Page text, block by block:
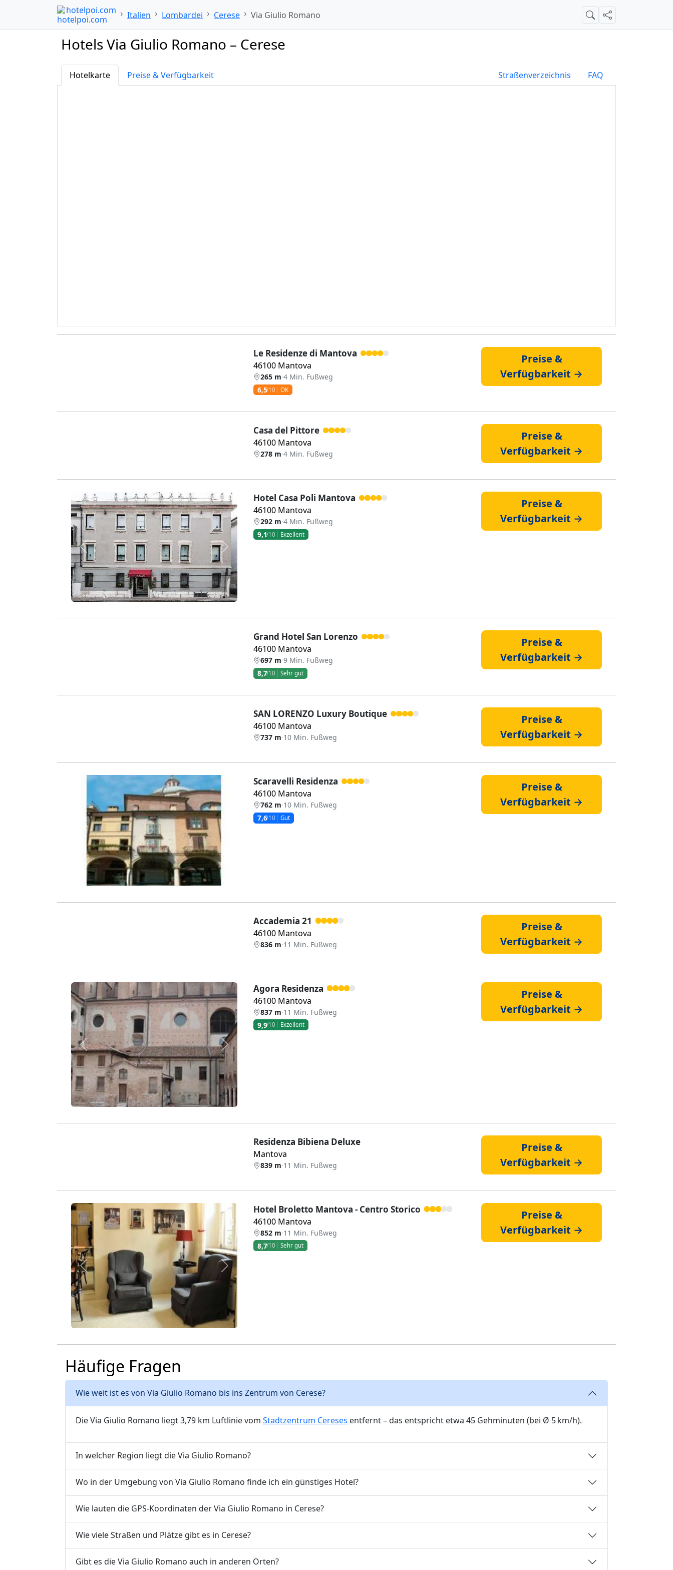
hotelpoi.com Italien Lombardei Cerese Via Giulio Romano SucheTeilen
Hotels Via Giulio Romano – Cerese
Hotelkarte Preise & Verfügbarkeit Straßenverzeichnis FAQ
Le Residenze di Mantova
46100 Mantova
265 m·4 Min. Fußweg
6,5/10 OK
Preise &
Verfügbarkeit →
Casa del Pittore
46100 Mantova
278 m·4 Min. Fußweg
Preise &
Verfügbarkeit →
Zurück Weiter
Hotel Casa Poli Mantova
46100 Mantova
292 m·4 Min. Fußweg
9,1/10 Exzellent
Preise &
Verfügbarkeit →
Grand Hotel San Lorenzo
46100 Mantova
697 m·9 Min. Fußweg
8,7/10 Sehr gut
Preise &
Verfügbarkeit →
SAN LORENZO Luxury Boutique
46100 Mantova
737 m·10 Min. Fußweg
Preise &
Verfügbarkeit →
Zurück
Scaravelli Residenza
46100 Mantova
762 m·10 Min. Fußweg
7,6/10 Gut
Preise &
Verfügbarkeit →
Accademia 21
46100 Mantova
836 m·11 Min. Fußweg
Preise &
Verfügbarkeit →
Zurück Weiter
Agora Residenza
46100 Mantova
837 m·11 Min. Fußweg
9,9/10 Exzellent
Preise &
Verfügbarkeit →
Residenza Bibiena Deluxe
Mantova
839 m·11 Min. Fußweg
Preise &
Verfügbarkeit →
Zurück Weiter
Hotel Broletto Mantova - Centro Storico
46100 Mantova
852 m·11 Min. Fußweg
8,7/10 Sehr gut
Preise &
Verfügbarkeit →
Häufige Fragen
Wie weit ist es von Via Giulio Romano bis ins Zentrum von Cerese?
Die Via Giulio Romano liegt 3,79 km Luftlinie vom Stadtzentrum Cereses entfernt – das entspricht etwa 45 Gehminuten (bei Ø 5 km/h).
In welcher Region liegt die Via Giulio Romano?
Wo in der Umgebung von Via Giulio Romano finde ich ein günstiges Hotel?
Wie lauten die GPS-Koordinaten der Via Giulio Romano in Cerese?
Wie viele Straßen und Plätze gibt es in Cerese?
Gibt es die Via Giulio Romano auch in anderen Orten?